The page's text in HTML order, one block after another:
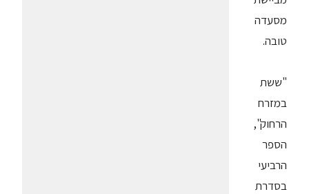
מסעדה
טובה.
"ששת
במזרח
הרחוק",
הספר
הרביעי
בסדרת